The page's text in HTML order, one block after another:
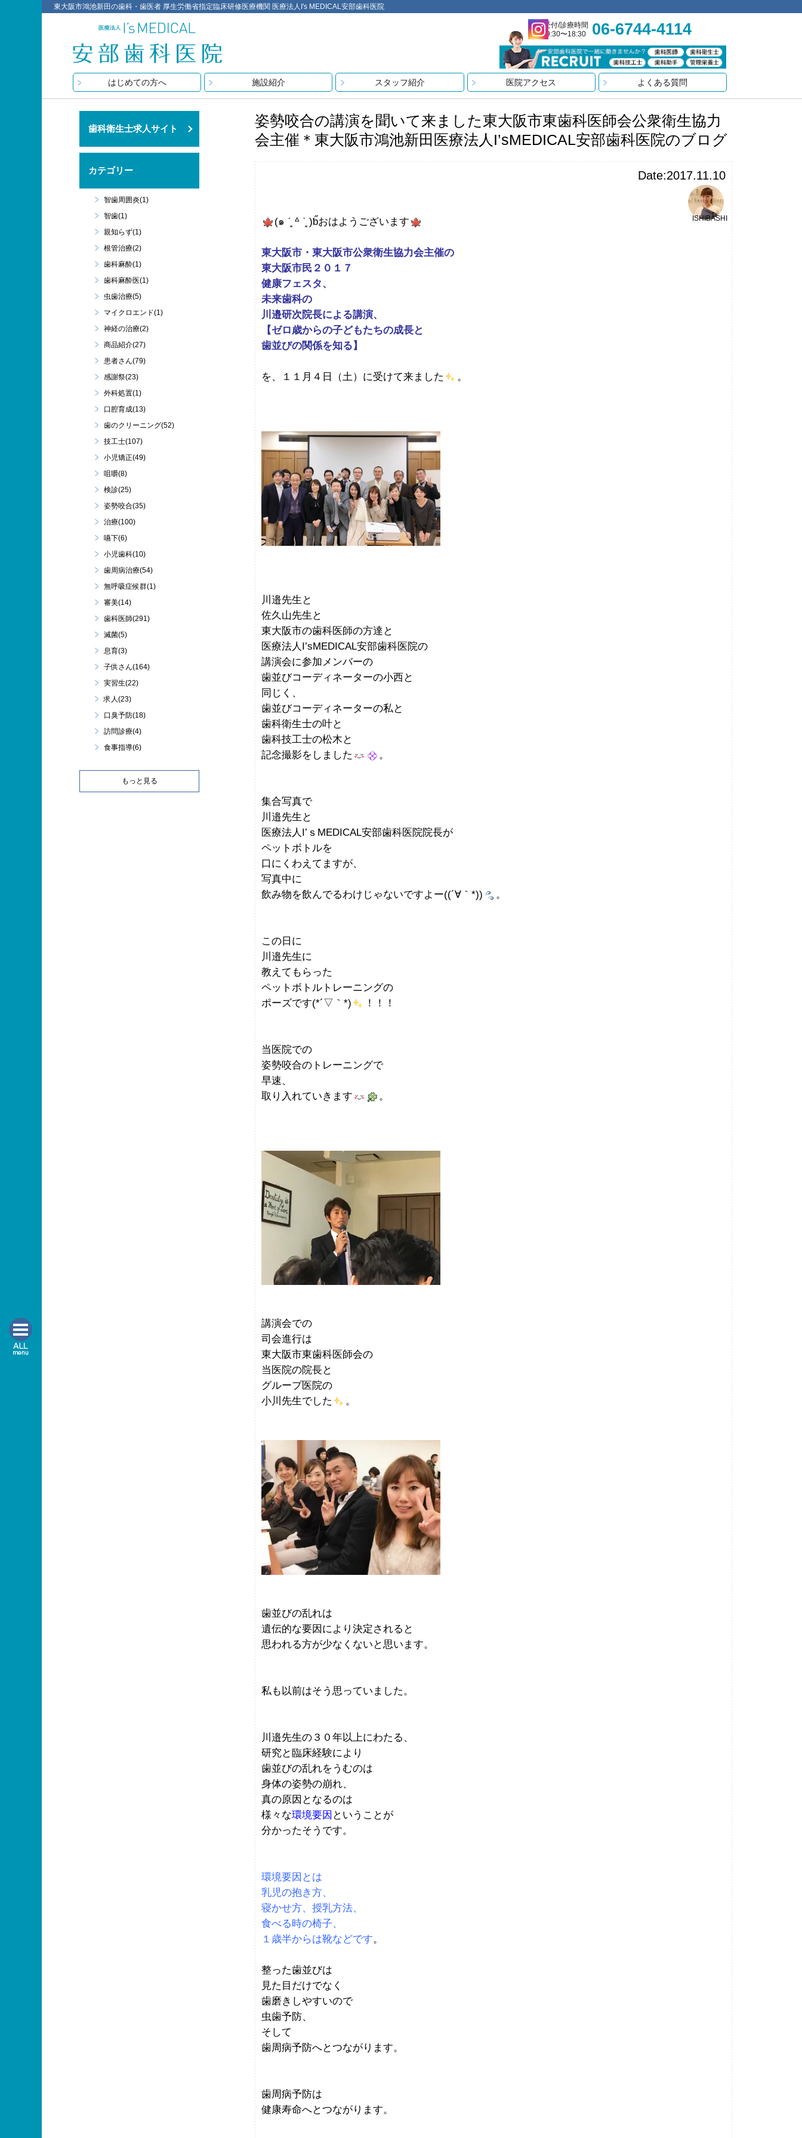
東大阪市鴻池新田の歯科・歯医者 厚生労働省指定臨床研修医療機関 医療法人I's MEDICAL安部歯科医院
受付/診療時間
9:30〜18:30
06-6744-4114
はじめての方へ 施設紹介 スタッフ紹介 医院アクセス よくある質問
姿勢咬合の講演を聞いて来ました東大阪市東歯科医師会公衆衛生協力
会主催＊東大阪市鴻池新田医療法人I’sMEDICAL安部歯科医院のブログ
Date:2017.11.10
ISHIBASHI
(๑ ˊ͈ ᐞ ˋ͈ )ƅ̋おはようございます
東大阪市・東大阪市公衆衛生協力会主催の
東大阪市民２０１７
健康フェスタ、
未来歯科の
川邉研次院長による講演、
【ゼロ歳からの子どもたちの成長と
歯並びの関係を知る】
を、１１月４日（土）に受けて来ました 。
川邉先生と
佐久山先生と
東大阪市の歯科医師の方達と
医療法人I’sMEDICAL安部歯科医院の
講演会に参加メンバーの
歯並びコーディネーターの小西と
同じく、
歯並びコーディネーターの私と
歯科衛生士の叶と
歯科技工士の松木と
記念撮影をしました
。
集合写真で
川邉先生と
医療法人I’ｓMEDICAL安部歯科医院院長が
ペットボトルを
口にくわえてますが、
写真中に
飲み物を飲んでるわけじゃないですよー((´∀｀*))
。
この日に
川邉先生に
教えてもらった
ペットボトルトレーニングの
ポーズです(*´▽｀*)
！！！
当医院での
姿勢咬合のトレーニングで
早速、
取り入れていきます
。
講演会での
司会進行は
東大阪市東歯科医師会の
当医院の院長と
グループ医院の
小川先生でした
。
歯並びの乱れは
遺伝的な要因により決定されると
思われる方が少なくないと思います。
私も以前はそう思っていました。
川邉先生の３０年以上にわたる、
研究と臨床経験により
歯並びの乱れをうむのは
身体の姿勢の崩れ、
真の原因となるのは
様々な環境要因 ということが
分かったそうです。
環境要因とは
乳児の抱き方、
寝かせ方、授乳方法、
食べる時の椅子、
１歳半からは靴などです。
整った歯並びは
見た目だけでなく
歯磨きしやすいので
虫歯予防、
そして
歯周病予防へとつながります。
歯周病予防は
健康寿命へとつながります。
歯科衛生士求人サイト
カテゴリー
智歯周囲炎(1)
智歯(1)
親知らず(1)
根管治療(2)
歯科麻酔(1)
歯科麻酔医(1)
虫歯治療(5)
マイクロエンド(1)
神経の治療(2)
商品紹介(27)
患者さん(79)
感謝祭(23)
外科処置(1)
口腔育成(13)
歯のクリーニング(52)
技工士(107)
小児矯正(49)
咀嚼(8)
検診(25)
姿勢咬合(35)
治療(100)
嚥下(6)
小児歯科(10)
歯周病治療(54)
無呼吸症候群(1)
審美(14)
歯科医師(291)
滅菌(5)
息育(3)
子供さん(164)
実習生(22)
求人(23)
口臭予防(18)
訪問診療(4)
食事指導(6)
もっと見る